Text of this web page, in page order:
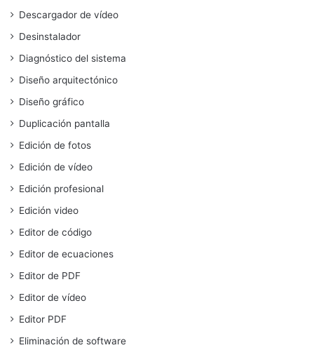
Descargador de vídeo
Desinstalador
Diagnóstico del sistema
Diseño arquitectónico
Diseño gráfico
Duplicación pantalla
Edición de fotos
Edición de vídeo
Edición profesional
Edición video
Editor de código
Editor de ecuaciones
Editor de PDF
Editor de vídeo
Editor PDF
Eliminación de software